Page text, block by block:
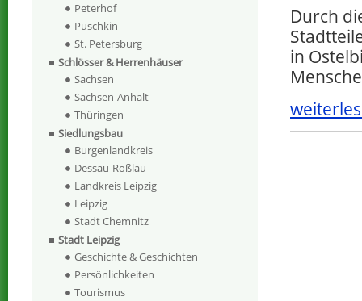
Durch
in
Peterhof
Puschkin
St. Petersburg
Schlösser & Herrenhäuser
Sachsen
Sachsen-Anhalt
Thüringen
Siedlungsbau
Burgenlandkreis
Dessau-Roßlau
Landkreis Leipzig
Leipzig
Stadt Chemnitz
Stadt Leipzig
Geschichte & Geschichten
Persönlichkeiten
Tourismus